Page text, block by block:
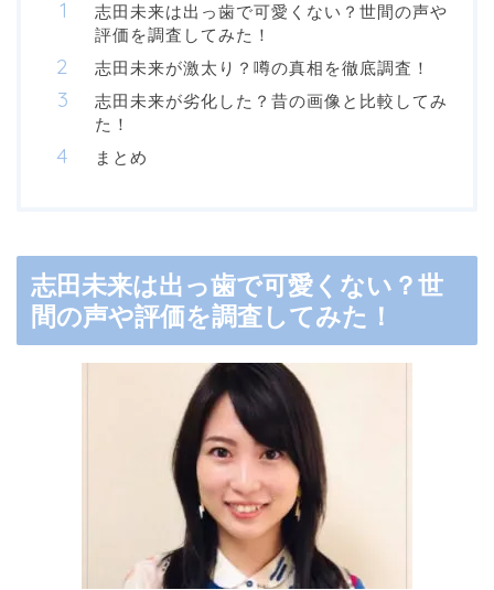
志田未来は出っ歯で可愛くない？世間の声や
評価を調査してみた！
志田未来が激太り？噂の真相を徹底調査！
志田未来が劣化した？昔の画像と比較してみ
た！
まとめ
志田未来は出っ歯で可愛くない？世
間の声や評価を調査してみた！